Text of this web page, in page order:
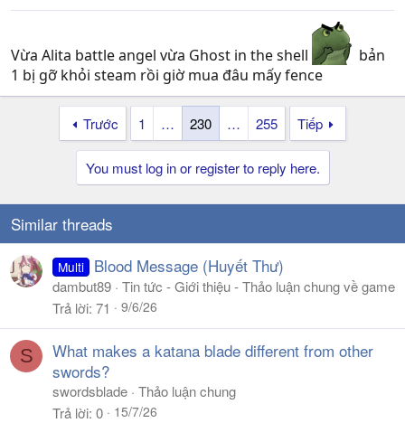
Vừa Alita battle angel vừa Ghost in the shell
bản
1 bị gỡ khỏi steam rồi giờ mua đâu mấy fence
Trước 1 … 230 … 255 Tiếp
You must log in or register to reply here.
Similar threads
Multi Blood Message (Huyết Thư)
dambut89 Tin tức - Giới thiệu - Thảo luận chung về game
Trả lời 71 9/6/26
S
What makes a katana blade different from other
swords?
swordsblade Thảo luận chung
Trả lời 0 15/7/26